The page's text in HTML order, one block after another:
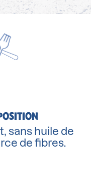
sans huile de
de fibres.